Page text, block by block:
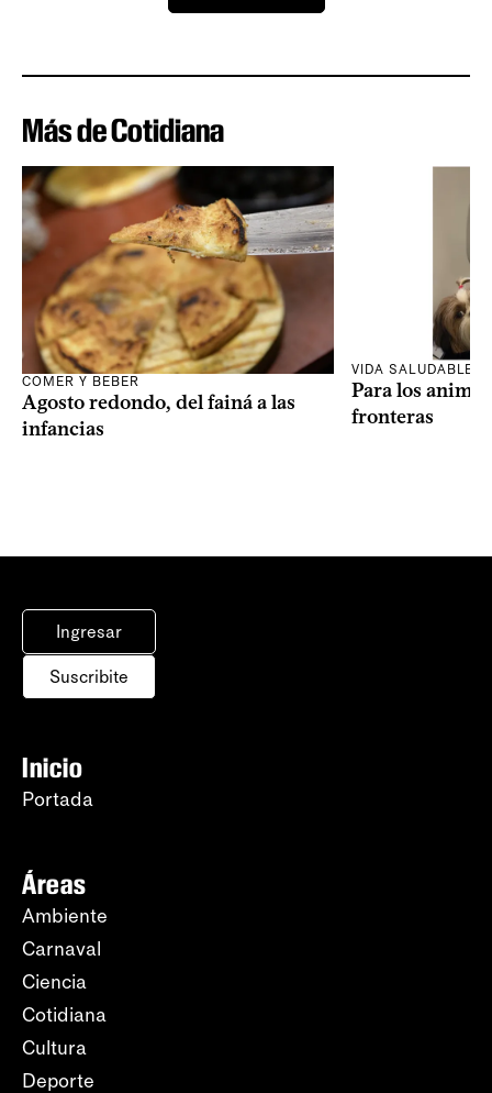
Más de Cotidiana
COMER Y BEBER
Agosto redondo, del fainá a las
infancias
VIDA SALUDABLE
Para los
fronteras
Ingresar
Suscribite
Inicio
Portada
Áreas
Ambiente
Carnaval
Ciencia
Cotidiana
Cultura
Deporte